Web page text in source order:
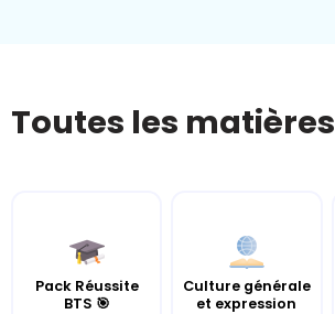
Toutes les matières
Pack Réussite
BTS 🎯
Culture générale
et expression